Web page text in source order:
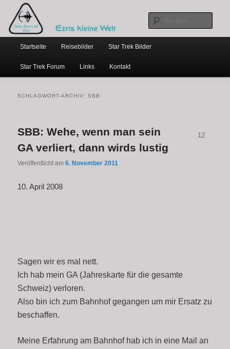
primären
Inhalt
springen
sekundären
Inhalt
springen
Ezris kleine Welt
…weil bloggen so schick ist
Hauptmenü
Startseite Reisebilder Star Trek Bilder
Star Trek Forum Links Kontakt
SCHLAGWORT-ARCHIV:SBB
SBB: Wehe, wenn man sein
GA verliert, dann wirds lustig
Veröffentlicht am6. November 2011
12
10. April 2008
Sagen wir es mal nett.
Ich hab mein GA (Jahreskarte für die gesamte
Schweiz) verloren.
Also bin ich zum Bahnhof gegangen um mir Ersatz zu
beschaffen.
Meine Erfahrung am Bahnhof hab ich in eine Mail an